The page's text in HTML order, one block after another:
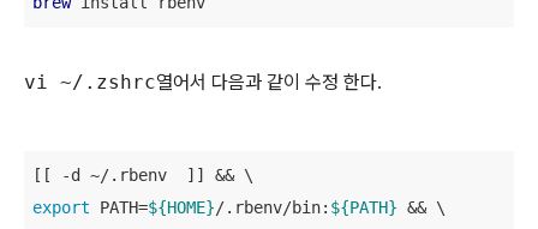
vi ~/.zshrc열어서 다음과 같이 수정 한다.
export PATH=${HOME}/.rbenv/bin: ${PATH}